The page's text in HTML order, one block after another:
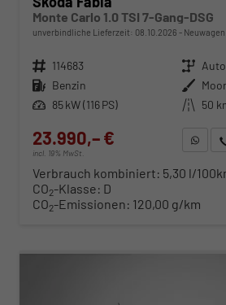
Monte Carlo 1.0 TSI 7-Gang-DSG
unverbindliche Lieferzeit: 08.10.2026 Neuwagen
Fahrzeugnr. 114683 Getriebe
Kraftstoff Benzin Außenfarbe
Leistung 85 kW (116 PS) Kilometerstand 50
23.990,– €
incl. 19% MwSt.
Verbrauch kombiniert: 5,30 l/
CO2-Klasse: D
CO2-Emissionen: 120,00 g/km